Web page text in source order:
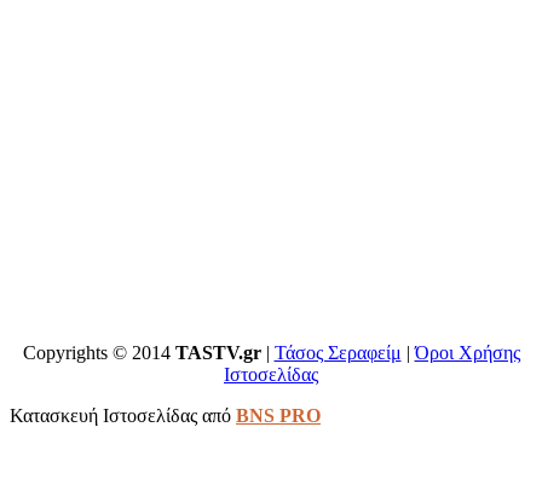
Copyrights © 2014 TASTV.gr| Τάσος Σεραφείμ |Όροι Χρήσης
Ιστοσελίδας
Κατασκευή Ιστοσελίδας από BNS PRO